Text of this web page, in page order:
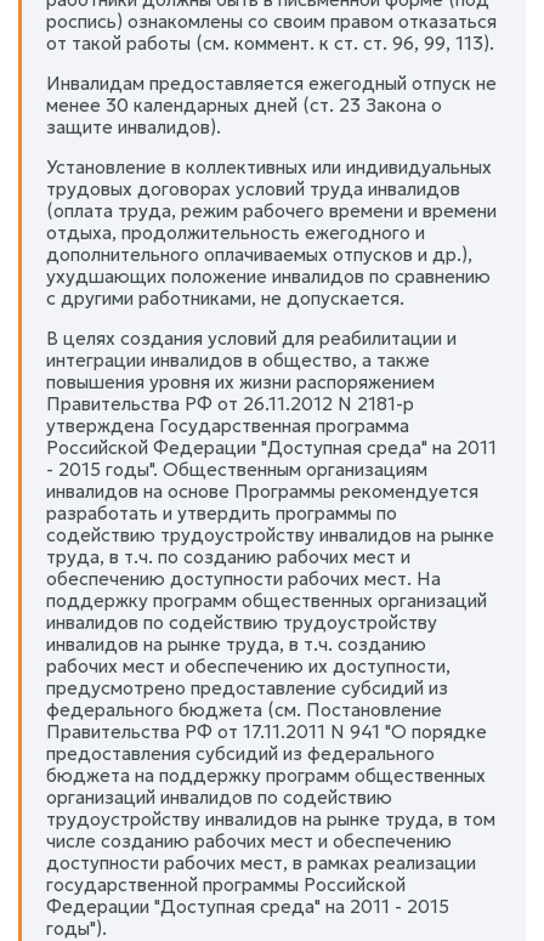
роспись) ознакомлены со своим правом отказаться
от такой работы (см. коммент. к ст. ст. 96, 99, 113).
Инвалидам предоставляется ежегодный отпуск не
менее 30 календарных дней (ст. 23 Закона о
защите инвалидов).
Установление в коллективных или индивидуальных
трудовых договорах условий труда инвалидов
(оплата труда, режим рабочего времени и времени
отдыха, продолжительность ежегодного и
дополнительного оплачиваемых отпусков и др.),
ухудшающих положение инвалидов по сравнению
с другими работниками, не допускается.
В целях создания условий для реабилитации и
интеграции инвалидов в общество, а также
повышения уровня их жизни распоряжением
Правительства РФ от 26.11.2012 N 2181-р
утверждена Государственная программа
Российской Федерации "Доступная среда" на 2011
- 2015 годы". Общественным организациям
инвалидов на основе Программы рекомендуется
разработать и утвердить программы по
содействию трудоустройству инвалидов на рынке
труда, в т.ч. по созданию рабочих мест и
обеспечению доступности рабочих мест. На
поддержку программ общественных организаций
инвалидов по содействию трудоустройству
инвалидов на рынке труда, в т.ч. созданию
рабочих мест и обеспечению их доступности,
предусмотрено предоставление субсидий из
федерального бюджета (см. Постановление
Правительства РФ от 17.11.2011 N 941 "О порядке
предоставления субсидий из федерального
бюджета на поддержку программ общественных
организаций инвалидов по содействию
трудоустройству инвалидов на рынке труда, в том
числе созданию рабочих мест и обеспечению
доступности рабочих мест, в рамках реализации
государственной программы Российской
Федерации "Доступная среда" на 2011 - 2015
годы").